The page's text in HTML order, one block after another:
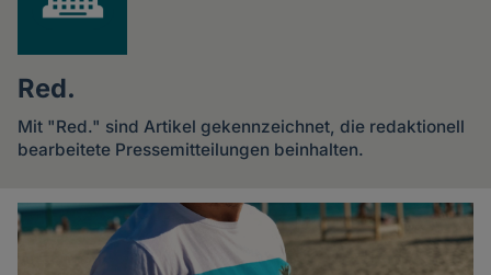
Red.
Mit "Red." sind Artikel gekennzeichnet, die redaktionell
bearbeitete Pressemitteilungen beinhalten.
Artikel